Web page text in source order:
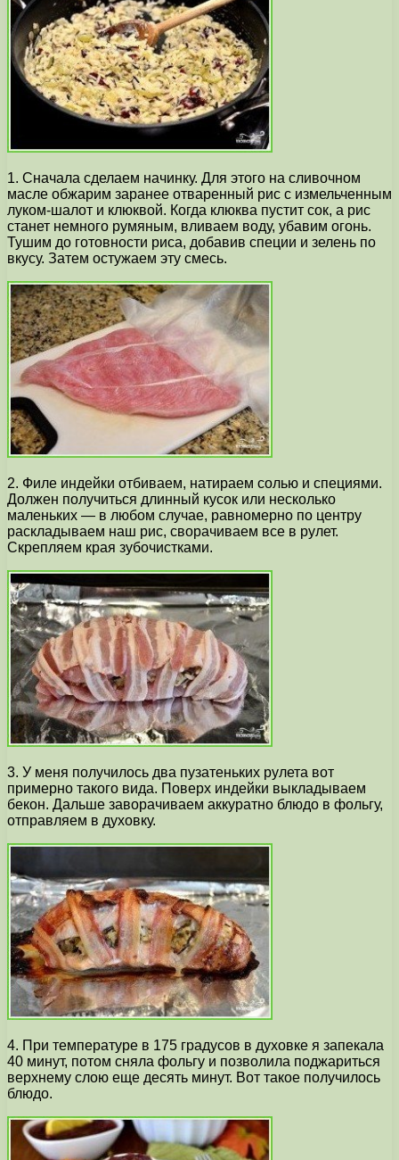
1. Сначала сделаем начинку. Для этого на сливочном
масле обжарим заранее отваренный рис с измельченным
луком-шалот и клюквой. Когда клюква пустит сок, а рис
станет немного румяным, вливаем воду, убавим огонь.
Тушим до готовности риса, добавив специи и зелень по
вкусу. Затем остужаем эту смесь.
2. Филе индейки отбиваем, натираем солью и специями.
Должен получиться длинный кусок или несколько
маленьких — в любом случае, равномерно по центру
раскладываем наш рис, сворачиваем все в рулет.
Скрепляем края зубочистками.
3. У меня получилось два пузатеньких рулета вот
примерно такого вида. Поверх индейки выкладываем
бекон. Дальше заворачиваем аккуратно блюдо в фольгу,
отправляем в духовку.
4. При температуре в 175 градусов в духовке я запекала
40 минут, потом сняла фольгу и позволила поджариться
верхнему слою еще десять минут. Вот такое получилось
блюдо.